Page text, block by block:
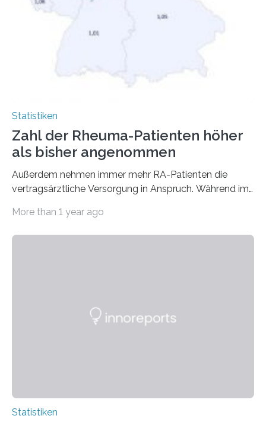
Statistiken
Zahl der Rheuma-Patienten höher
als bisher angenommen
Außerdem nehmen immer mehr RA-Patienten die
vertragsärztliche Versorgung in Anspruch. Während im
More than 1 year ago
Statistiken